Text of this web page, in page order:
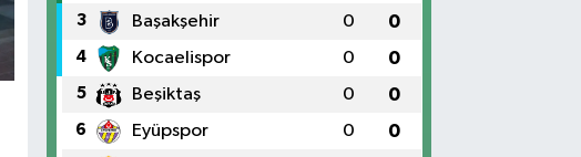
3 Başakşehir 0 0
4 Kocaelispor 0 0
5 Beşiktaş 0 0
6 Eyüpspor 0 0